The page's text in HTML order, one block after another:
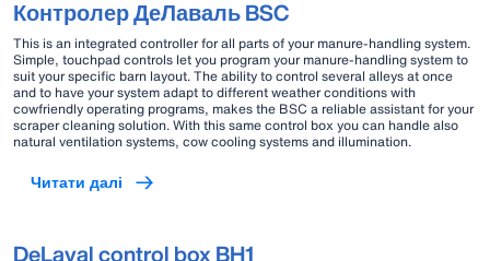
Контролер ДеЛаваль BSC
This is an integrated controller for all parts of your manure-handling system.
Simple, touchpad controls let you program your manure-handling system to
suit your specific barn layout. The ability to control several alleys at once
and to have your system adapt to different weather conditions with
cowfriendly operating programs, makes the BSC a reliable assistant for your
scraper cleaning solution. With this same control box you can handle also
natural ventilation systems, cow cooling systems and illumination.
Читати далі
DeLaval control box BH1